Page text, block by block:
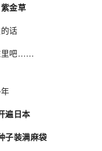
紫金草
话
里吧……
遍日本
子装满麻袋